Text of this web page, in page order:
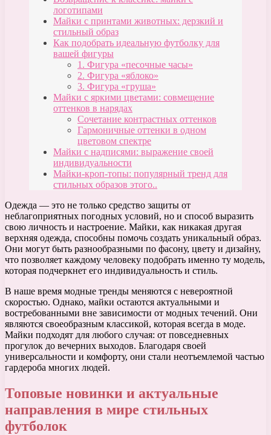
логотипами
Майки с принтами животных: дерзкий и
стильный образ
Как подобрать идеальную футболку для
вашей фигуры
1. Фигура «песочные часы»
2. Фигура «яблоко»
3. Фигура «груша»
Майки с яркими цветами: совмещение
оттенков в нарядах
Сочетание контрастных оттенков
Гармоничные оттенки в одном
цветовом спектре
Майки с надписями: выражение своей
индивидуальности
Майки-кроп-топы: популярный тренд для
стильных образов этого..
Одежда — это не только средство защиты от
неблагоприятных погодных условий, но и способ выразить
свою личность и настроение. Майки, как никакая другая
верхняя одежда, способны помочь создать уникальный образ.
Они могут быть разнообразными по фасону, цвету и дизайну,
что позволяет каждому человеку подобрать именно ту модель,
которая подчеркнет его индивидуальность и стиль.
В наше время модные тренды меняются с невероятной
скоростью. Однако, майки остаются актуальными и
востребованными вне зависимости от модных течений. Они
являются своеобразным классикой, которая всегда в моде.
Майки подходят для любого случая: от повседневных
прогулок до вечерних выходов. Благодаря своей
универсальности и комфорту, они стали неотъемлемой частью
гардероба многих людей.
Топовые новинки и актуальные
направления в мире стильных
футболок